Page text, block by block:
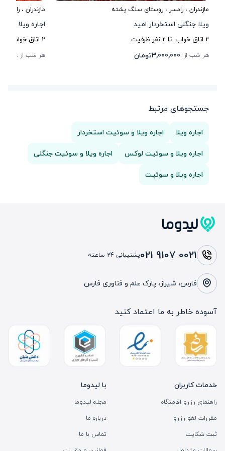
مازندران ، رامسر ، روستای سنگ پشته
ویلا جنگلی استخردار امید
2 اتاق خواب .تا 2 نفر ظرفیت
هر شب از :3,000,000تومان
مازندران ، رامسر
اجاره ویلا
2 اتاق خواب .
هر شب از :
جستجوهای مرتبط
اجاره ویلا
اجاره ویلا و سوئیت استخردار
اجاره ویلا و سوئیت لوکس
اجاره ویلا و سوئیت جنگلی
اجاره ویلا و سوئیت
خدمات کاربران
راهنمای رزرو اقامتگاه
مقررات لغو رزرو
ثبت شکایت
با لیدوما
مجله لیدوما
درباره ما
تماس با ما
021 9107 0021پشتیبانی 24 ساعته
فارس، شیراز، پارک علم و فناوری فارس
آسوده خاطر به ما اعتماد کنید